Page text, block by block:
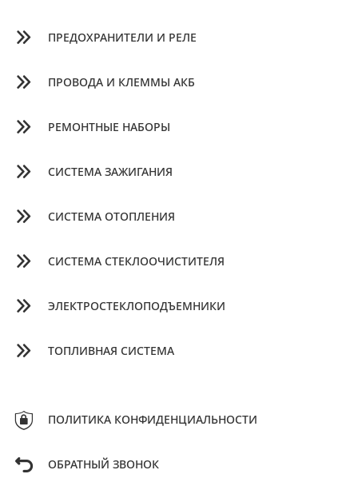
ПРЕДОХРАНИТЕЛИ И РЕЛЕ
ПРОВОДА И КЛЕММЫ АКБ
РЕМОНТНЫЕ НАБОРЫ
СИСТЕМА ЗАЖИГАНИЯ
СИСТЕМА ОТОПЛЕНИЯ
СИСТЕМА СТЕКЛООЧИСТИТЕЛЯ
ЭЛЕКТРОСТЕКЛОПОДЪЕМНИКИ
ТОПЛИВНАЯ СИСТЕМА
ПОЛИТИКА КОНФИДЕНЦИАЛЬНОСТИ
ОБРАТНЫЙ ЗВОНОК